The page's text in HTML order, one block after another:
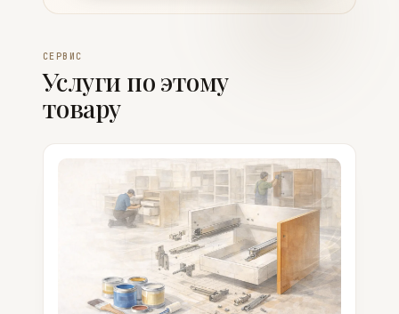
СЕРВИС
Услуги по этому
товару